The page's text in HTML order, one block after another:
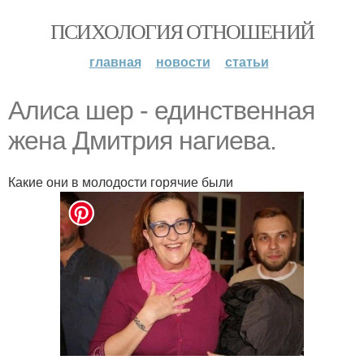
ПСИХОЛОГИЯ ОТНОШЕНИЙ
главная новости статьи
Алиса шер - единственная
жена Дмитрия нагиева.
Какие они в молодости горячие были